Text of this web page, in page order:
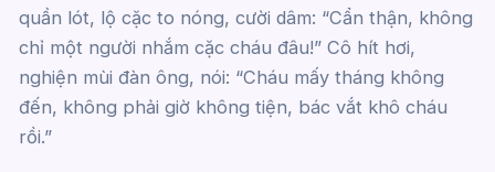
quần lót, lộ cặc to nóng, cười dâm: “Cẩn thận, không
chỉ một người nhắm cặc cháu đâu!” Cô hít hơi,
nghiện mùi đàn ông, nói: “Cháu mấy tháng không
đến, không phải giờ không tiện, bác vắt khô cháu
rồi.”